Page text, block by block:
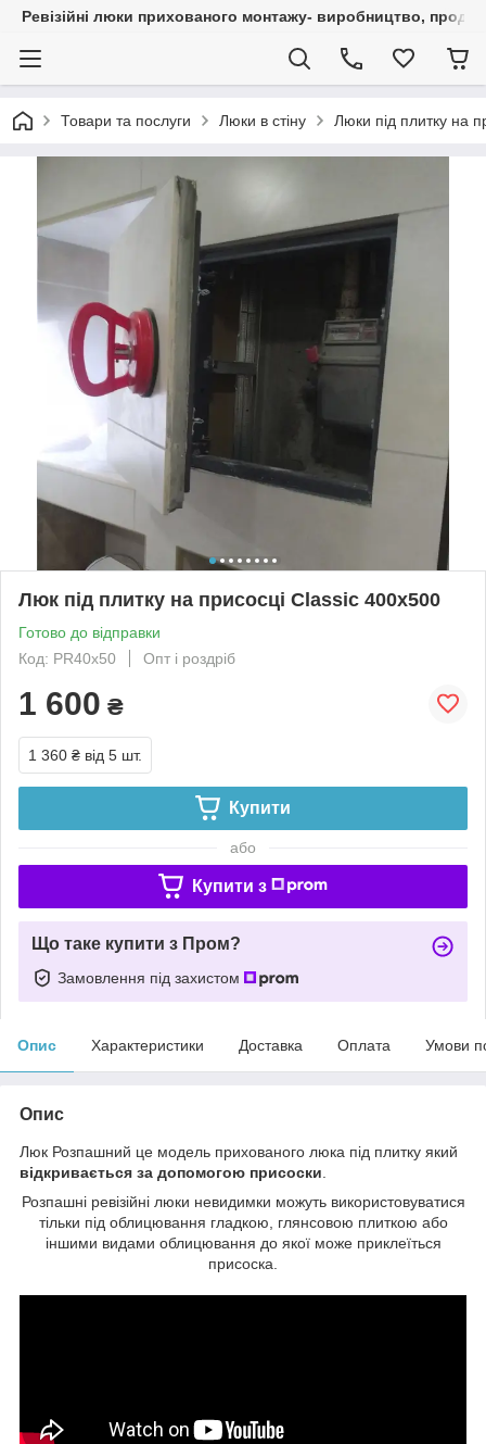
Ревізійні люки прихованого монтажу- виробництво, продаж
Товари та послуги Люки в стіну Люки під плитку на
Люк під плитку на присосці Classic 400х500
Готово до відправки
Код: PR40х50
Опт і роздріб
1 600 ₴
1 360 ₴ від 5 шт.
Купити
або
Купити з
Що таке купити з Пром?
Замовлення під захистом
Опис Характеристики Доставка Оплата Умови
Опис
Люк Розпашний це модель прихованого люка під плитку який
відкривається за допомогою присоски
Розпашні ревізійні люки невидимки можуть використовуватися
тільки під облицювання гладкою, глянсовою плиткою або
іншими видами облицювання до якої може приклеїться
присоска.